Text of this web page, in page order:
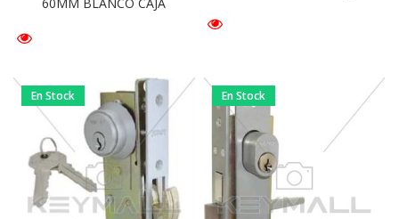
60MM BLANCO CAJA
En Stock En Stock